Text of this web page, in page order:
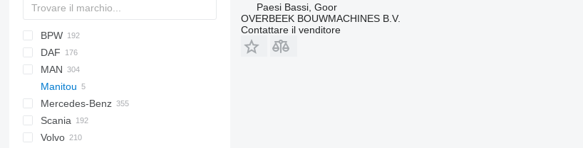
AS
AZ
HD
1604
AR
X-Series
BPW
Magiq
908
DAF
AS
CF
LF
XD
XF
F-MAX
Transit
M series
X series
HL-series
Crossway
Daily
EuroCargo
EuroStar
Eurotech
NPR
LH
LTM
MAN
A-series
F8
F90
KAT
Manitou
Mercedes-Benz
A-Class
Actros
Canter
Atleon
Cabstar
L-series
Kerax
Magnum
Scania
G-series
SKL
SCB
Alpino
Rexton
Magiq
Volvo
Paesi Bassi, Goor
OVERBEEK BOUWMACHINES B.V.
Contattare il venditore